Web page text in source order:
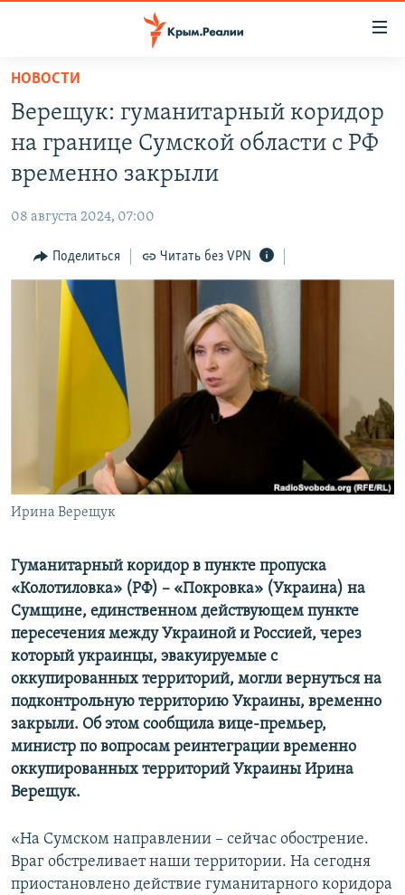
Вернуться
основному
содержанию
Вернутся
главной
навигации
Вернутся
СПЕЦПРОЕКТЫ
11 ЛЕТ ОККУПАЦИИ КРЫМА. 11 ИСТОРИЙ СОПРОТИВЛЕНИЯ
ВОДА
ЕЩЕ
ИНТЕРАКТИВ
ИНФОГРАФИКА
ТЕЛЕПРОЕКТ КРЫМ.РЕАЛИИ
СОВЕТЫ ПРАВОЗАЩИТНИКОВ
ПРОПАВШИЕ БЕЗ ВЕСТИ
ПОБЕДИТЕЛЕЙ НЕ СУДЯТ?
КРЫМ.НЕПОКОРЕННЫЙ
ELIFBE
УКРАИНСКАЯ ПРОБЛЕМА КРЫМА
РАДІО СВОБОДА
КАК ОБОЙТИ БЛОКИРОВКУ
Українською
Qırımtatar
ПРИСОЕДИНЯЙТЕСЬ!
НОВОСТИ
Верещук: гуманитарный коридор
на границе Сумской области с РФ
временно закрыли
08 августа 2024, 07:00
Поделиться Читать без VPN
Ирина Верещук
Гуманитарный коридор в пункте пропуска
«Колотиловка» (РФ) – «Покровка» (Украина) на
Сумщине, единственном действующем пункте
пересечения между Украиной и Россией, через
который украинцы, эвакуируемые с
оккупированных территорий, могли вернуться на
подконтрольную территорию Украины, временно
закрыли. Об этом сообщила вице-премьер,
министр по вопросам реинтеграции временно
оккупированных территорий Украины Ирина
Верещук.
«На Сумском направлении – сейчас обострение.
Враг обстреливает наши территории. На сегодня
приостановлено действие гуманитарного коридора